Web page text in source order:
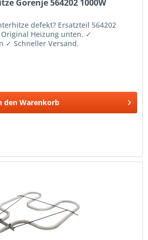
Gorenje 564202 1000W
defekt? Ersatzteil 564202
Heizung unten. ✓
✓ Schneller Versand.
den Warenkorb